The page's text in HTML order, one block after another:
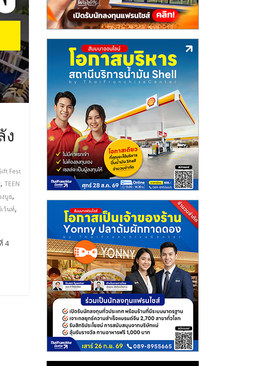
ง
Fest
, TEEN
บูธ,
ว้นท์,
4